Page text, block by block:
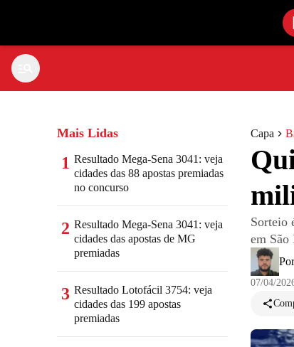
Capa
Sorteio
em São
Por
07/04/
Mais Lidas
1 Resultado Mega-Sena 3041: veja
cidades das 88 apostas premiadas
no concurso
2 Resultado Mega-Sena 3041: veja
cidades das apostas de MG
premiadas
3 Resultado Lotofácil 3754: veja
cidades das 199 apostas
premiadas